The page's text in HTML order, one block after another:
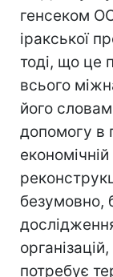
генсеком
іракської
тоді, що це
всього
його
допомогу в
безумовно,
потребує